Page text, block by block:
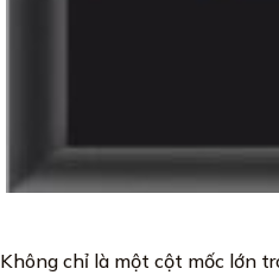
Không chỉ là một cột mốc lớn